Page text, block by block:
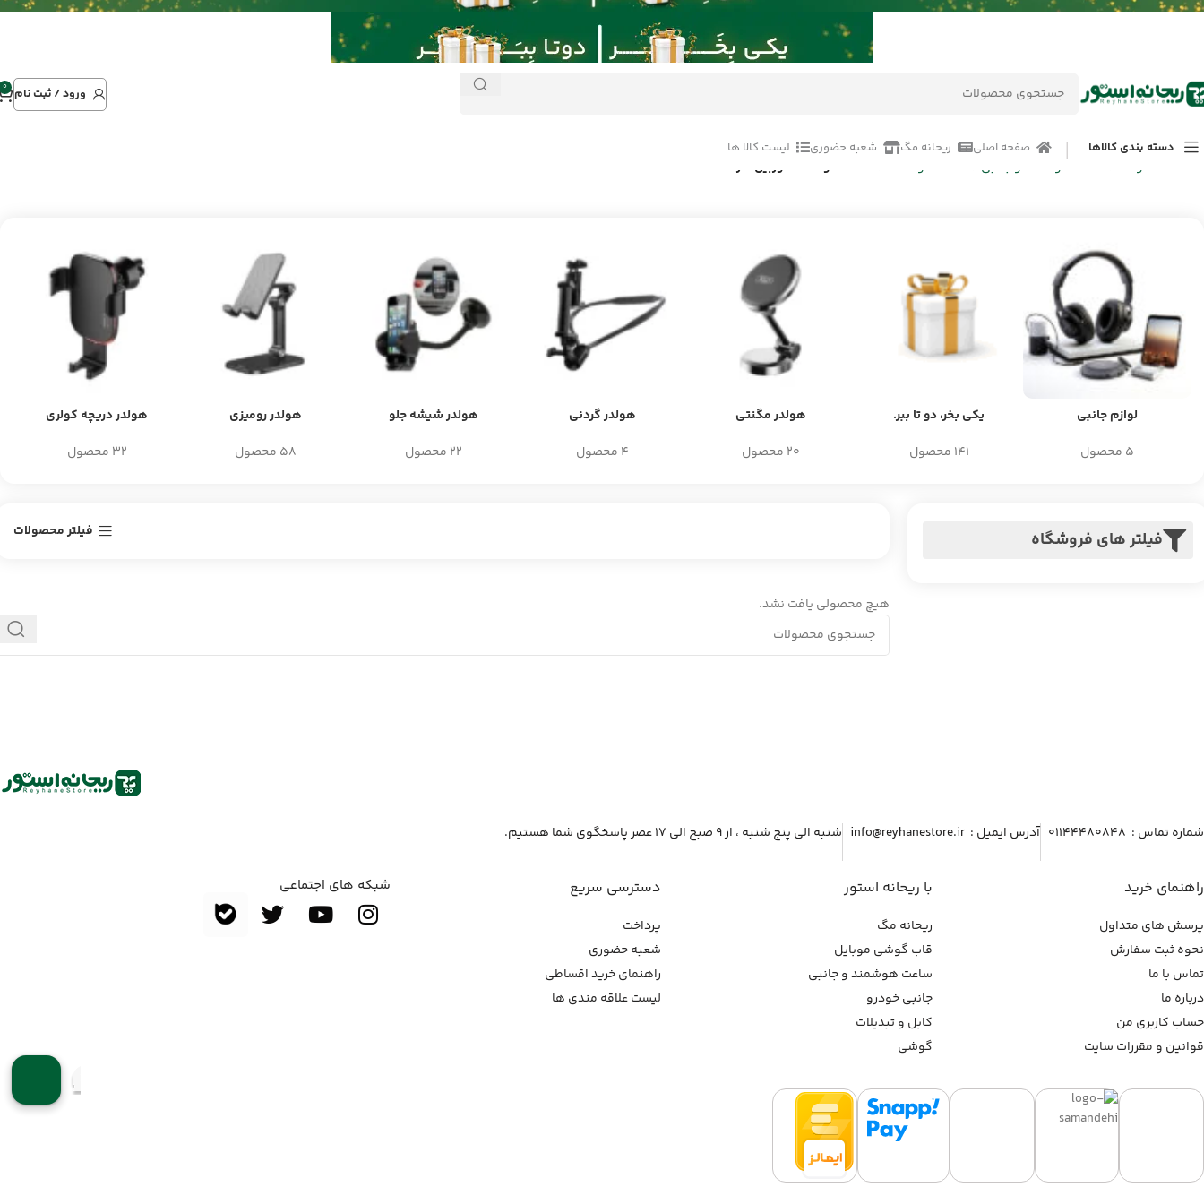
ورود / ثبت نام 0
دسته بندی کالاها صفحه اصلی ریحانه مگ شعبه حضوری لیست کالا ها
محصولات ساعت هوشمند و جانبی ساعت هوشمند ساعت هوشمند دوربین دار
لوازم جانبی
5 محصول
یکی بخر، دو تا ببر.
141 محصول
هولدر مگنتی
20 محصول
هولدر گردنی
4 محصول
هولدر شیشه جلو
22 محصول
هولدر رومیزی
58 محصول
هولدر دریچه کولری
32 محصول
فیلتر های فروشگاه فیلتر محصولات
هیچ محصولی یافت نشد.
شماره تماس :‌ ۰۱۱۴۴۴۸۰۸۴۸ آدرس ایمیل :‌ info@reyhanestore.ir شنبه الی پنج شنبه ، از ۹ صبح الی ۱۷ عصر پاسخگوی شما هستیم.
راهنمای خرید
پرسش های متداول
نحوه ثبت سفارش
تماس با ما
درباره ما
حساب کاربری من
قوانین و مقررات سایت
با ریحانه استور
ریحانه مگ
قاب گوشی موبایل
ساعت هوشمند و جانبی
جانبی خودرو
کابل و تبدیلات
گوشی
دسترسی سریع
پرداخت
شعبه حضوری
راهنمای خرید اقساطی
لیست علاقه مندی ها
شبکه های اجتماعی